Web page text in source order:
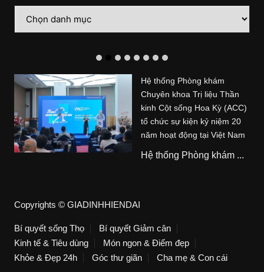
mục
Hệ thống Phòng khám
Chuyên khoa Trị liệu Thần
kinh Cột sống Hoa Kỳ (ACC)
tổ chức sự kiện kỷ niệm 20
năm hoạt động tại Việt Nam
Hệ thống Phòng khám ...
Copyrights © GIADINHHIENDAI
Bí quyết sống Thọ
Bí quyết Giảm cân
Kinh tế & Tiêu dùng
Món ngon & Điểm đẹp
Khỏe & Đẹp 24h
Góc thư giãn Cha mẹ & Con cái